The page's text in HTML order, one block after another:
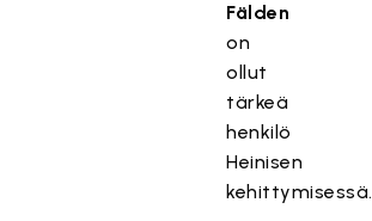
Fälden
on
ollut
tärkeä
henkilö
Heinisen
kehittymisessä.